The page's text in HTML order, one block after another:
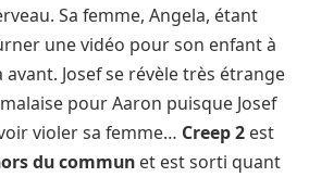
Sa femme, Angela, étant
une vidéo pour son enfant à
Josef se révèle très étrange
pour Aaron puisque Josef
violer sa femme… Creep 2 est
du commun et est sorti quant